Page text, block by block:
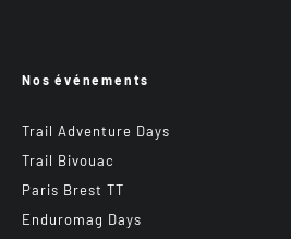
Nos événements
Trail Adventure Days
Trail Bivouac
Paris Brest TT
Enduromag Days